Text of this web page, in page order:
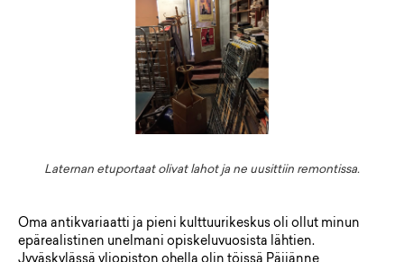
Laternan etuportaat olivat lahot ja ne uusittiin remontissa.
Oma antikvariaatti ja pieni kulttuurikeskus oli ollut minun
epärealistinen unelmani opiskeluvuosista lähtien.